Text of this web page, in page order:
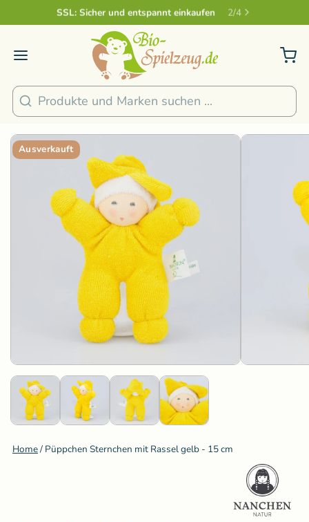
Sicher und nachhaltig Bezahlen 4
Suchen
Ausverkauft
Home/ Püppchen Sternchen mit Rassel gelb - 15 cm
1/4